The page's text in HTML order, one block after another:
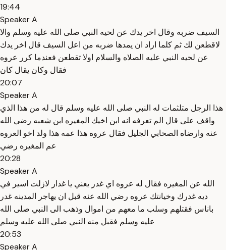
19:44
Speaker A
السيف ضربه وقال اخر يدك عن لحيه النبي صلى الله عليه وسلم والا
لاقطعن لك ثم كلما اراد ان يمدها ضربه من اعل السيف قال اخر يدك
عن لحيه النبي عليه الصلاه والسلام اولا تقطعن فعندما كرر عروه
فقال وكان يقال كان
20:07
Speaker A
هذا الرجل متلثمات له النبي صلى الله عليه وسلم قال له من هذا الذي
واقف على قال الم تعرفه انه ابن اخيك المغيره ابن شعبه رضي الله
عنه وارضاه الصحابي الجليل فقال عروه هذا عمه هذا ولد اخو العروه
عم المغيره رضي
20:28
Speaker A
الله عن المغيره فقال له عروه اي غدر يعني يا غدار لازلت اسير في
ديه غدرك وخيانتك عروه رضي الله عنه قبل ان يهاجر المدينه غدر
باناس فقتلهم وسلب ما معهم من اموال وذهب الى النبي صلى الله
عليه وسلم فقبل منه النبي صلى الله عليه وسلم
20:53
Speaker A